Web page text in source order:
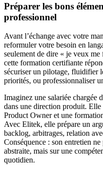
Préparer les bons
professionnel
Avant l’échange avec votre
reformuler votre besoin en
seulement de dire « je veux
cette formation certifiante
sécuriser un pilotage, fluidifier
priorités, ou professionnaliser
Imaginez une salariée chargée
dans une direction produit.
Product Owner et une
Avec Elitek, elle prépare un
backlog, arbitrages, relation
Conséquence : son entretien
abstraite, mais sur une
quotidien.